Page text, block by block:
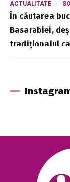
ACTUALITATE
În căutarea
Basarabiei,
tradiționalul